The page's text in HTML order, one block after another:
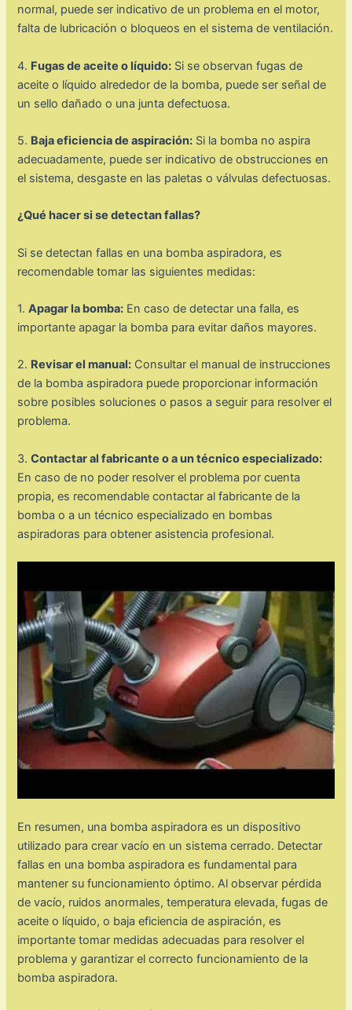
normal, puede ser indicativo de un problema en el motor,
falta de lubricación o bloqueos en el sistema de ventilación.
4. Fugas de aceite o líquido: Si se observan fugas de
aceite o líquido alrededor de la bomba, puede ser señal de
un sello dañado o una junta defectuosa.
5. Baja eficiencia de aspiración: Si la bomba no aspira
adecuadamente, puede ser indicativo de obstrucciones en
el sistema, desgaste en las paletas o válvulas defectuosas.
¿Qué hacer si se detectan fallas?
Si se detectan fallas en una bomba aspiradora, es
recomendable tomar las siguientes medidas:
1.Apagar la bomba: En caso de detectar una falla, es
importante apagar la bomba para evitar daños mayores.
2. Revisar el manual: Consultar el manual de instrucciones
de la bomba aspiradora puede proporcionar información
sobre posibles soluciones o pasos a seguir para resolver el
problema.
3.Contactar al fabricante o a un técnico especializado:
En caso de no poder resolver el problema por cuenta
propia, es recomendable contactar al fabricante de la
bomba o a un técnico especializado en bombas
aspiradoras para obtener asistencia profesional.
En resumen, una bomba aspiradora es un dispositivo
utilizado para crear vacío en un sistema cerrado. Detectar
fallas en una bomba aspiradora es fundamental para
mantener su funcionamiento óptimo. Al observar pérdida
de vacío, ruidos anormales, temperatura elevada, fugas de
aceite o líquido, o baja eficiencia de aspiración, es
importante tomar medidas adecuadas para resolver el
problema y garantizar el correcto funcionamiento de la
bomba aspiradora.